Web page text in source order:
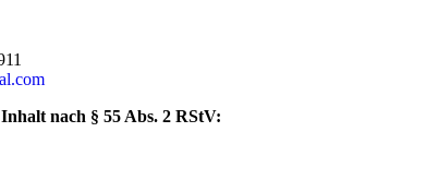
nach § 55 Abs. 2 RStV: